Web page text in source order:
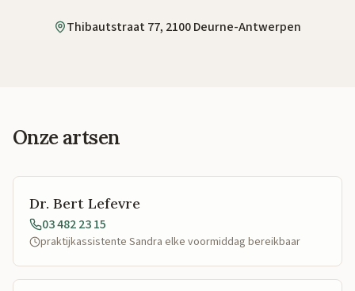
Thibautstraat 77, 2100 Deurne-Antwerpen
Onze artsen
Dr. Bert Lefevre
03 482 23 15
praktijkassistente Sandra elke voormiddag bereikbaar